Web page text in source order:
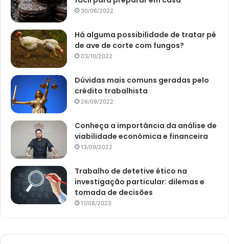
30/06/2022
Há alguma possibilidade de tratar pé
de ave de corte com fungos?
03/10/2022
Dúvidas mais comuns geradas pelo
crédito trabalhista
26/09/2022
Conheça a importância da análise de
viabilidade econômica e financeira
13/09/2022
Trabalho de detetive ético na
investigação particular: dilemas e
tomada de decisões
11/08/2023